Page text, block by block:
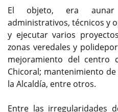
El objeto, era aunar
administrativos, técnicos y
y ejecutar varios
zonas veredales y
mejoramiento del centro
Chicoral; mantenimiento
la Alcaldía, entre otros.
Entre las irregularidades